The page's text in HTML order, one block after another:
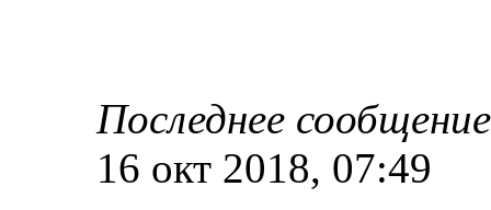
Последнее
16 окт 2018, 07:49